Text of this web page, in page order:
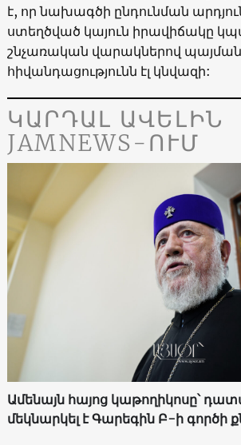
է, որ նախագծի ընդունման
ստեղծված կայուն իրավիճակը
շնչառական վարակներով
հիվանդացությունն էլ կնվազի:
ԿԱՐԴԱԼ ԱՎԵԼԻՆ
JAMNEWS-ՈՒՄ
Ամենայն հայոց կաթողիկոսը՝
մեկնարկել է Գարեգին Բ-ի գործի